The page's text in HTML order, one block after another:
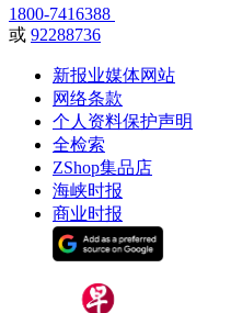
1800-7416388
或 92288736
新报业媒体网站
网络条款
个人资料保护声明
全检索
ZShop集品店
海峡时报
商业时报